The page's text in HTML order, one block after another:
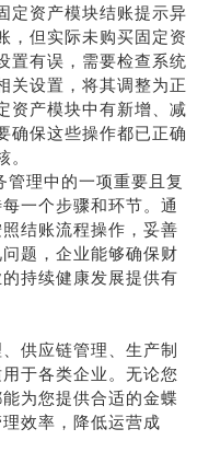
定资产模块结账提示异
，但实际未购买固定资
置有误，需要检查系统
关设置，将其调整为正
资产模块中有新增、减
确保这些操作都已正确
理中的一项重要且复
一个步骤和环节。通
结账流程操作，妥善
题，企业能够确保财
持续健康发展提供有
供应链管理、生产制
于各类企业。无论您
为您提供合适的金蝶
效率，降低运营成